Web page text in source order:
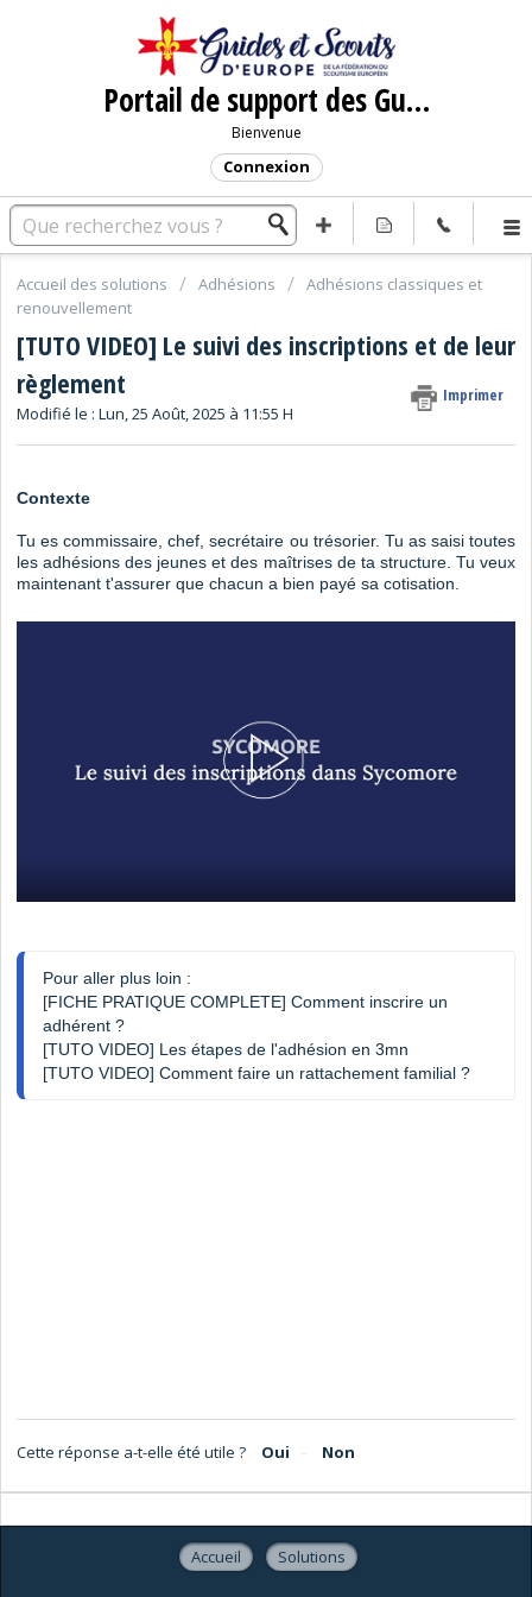
Portail de support des Guides et Scouts d'Europe
Bienvenue
Connexion
Accueil des solutions Adhésions
Adhésions classiques et
renouvellement
[TUTO VIDEO] Le suivi des inscriptions et de leur
règlement
Imprimer
Modifié le : Lun, 25 Août, 2025 à 11:55 H
Contexte
Tu es commissaire, chef, secrétaire ou trésorier. Tu as saisi toutes
les adhésions des jeunes et des maîtrises de ta structure. Tu veux
maintenant t'assurer que chacun a bien payé sa cotisation.
[FICHE PRATIQUE COMPLETE] Comment inscrire un
adhérent ?
[TUTO VIDEO] Les étapes de l'adhésion en 3mn
[TUTO VIDEO] Comment faire un rattachement familial ?
Cette réponse a-t-elle été utile ? Oui Non
Accueil Solutions